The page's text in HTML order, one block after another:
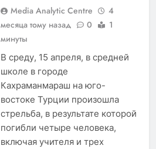
Media Analytic Centre
4
месяца тому назад
0
1
минуты
В среду, 15 апреля, в средней
школе в городе
Кахраманмараш на юго-
востоке Турции произошла
стрельба, в результате которой
погибли четыре человека,
включая учителя и трех